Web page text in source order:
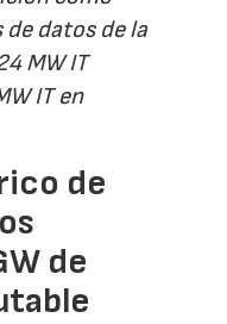
datos de la
MW IT
IT en
de
de